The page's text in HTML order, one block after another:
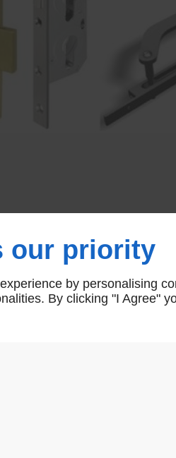
our priority
by personalising
By clicking "I Agree"